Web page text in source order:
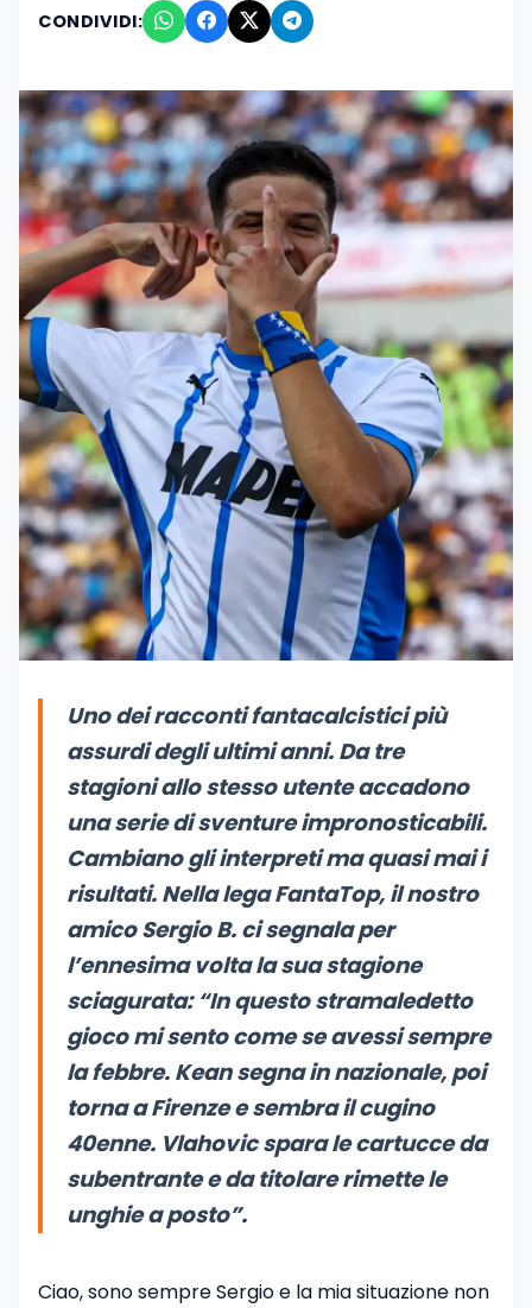
CONDIVIDI:
Uno dei racconti fantacalcistici più
assurdi degli ultimi anni. Da tre
stagioni allo stesso utente accadono
una serie di sventure impronosticabili.
Cambiano gli interpreti ma quasi mai i
risultati. Nella lega FantaTop, il nostro
amico Sergio B. ci segnala per
l’ennesima volta la sua stagione
sciagurata: “In questo stramaledetto
gioco mi sento come se avessi sempre
la febbre. Kean segna in nazionale, poi
torna a Firenze e sembra il cugino
40enne. Vlahovic spara le cartucce da
subentrante e da titolare rimette le
unghie a posto”.
Ciao, sono sempre Sergio e la mia situazione non